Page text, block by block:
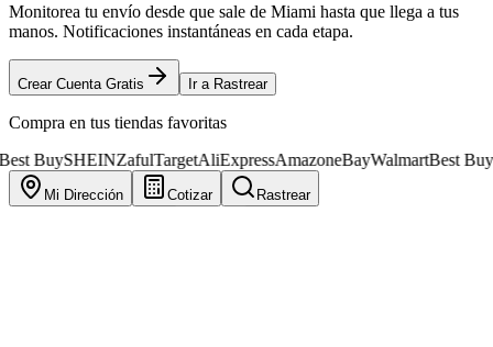
Monitorea tu envío desde que sale de Miami hasta que llega a tus
manos. Notificaciones instantáneas en cada etapa.
Crear Cuenta Gratis Ir a Rastrear
Compra en tus tiendas favoritas
SHEINZafulTargetAliExpressAmazoneBayWalmartBest BuySHEIN
Mi Dirección Cotizar Rastrear